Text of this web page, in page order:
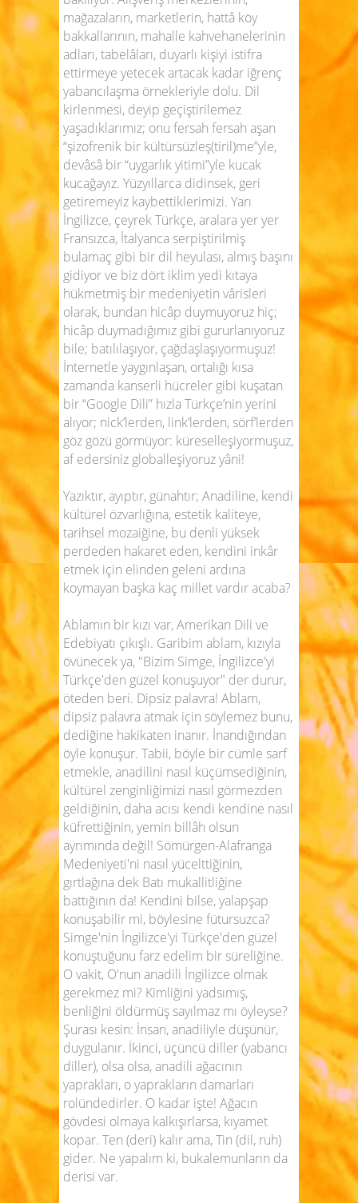
mağazaların, marketlerin, hattâ köy
bakkallarının, mahalle kahvehanelerinin
adları, tabelâları, duyarlı kişiyi istifra
ettirmeye yetecek artacak kadar iğrenç
yabancılaşma örnekleriyle dolu. Dil
kirlenmesi, deyip geçiştirilemez
yaşadıklarımız; onu fersah fersah aşan
“şizofrenik bir kültürsüzleş(tiril)me”yle,
devâsâ bir “uygarlık yitimi”yle kucak
kucağayız. Yüzyıllarca didinsek, geri
getiremeyiz kaybettiklerimizi. Yarı
İngilizce, çeyrek Türkçe, aralara yer yer
Fransızca, İtalyanca serpiştirilmiş
bulamaç gibi bir dil heyulası, almış başını
gidiyor ve biz dört iklim yedi kıtaya
hükmetmiş bir medeniyetin vârisleri
olarak, bundan hicâp duymuyoruz hiç;
hicâp duymadığımız gibi gururlanıyoruz
bile; batılılaşıyor, çağdaşlaşıyormuşuz!
İnternetle yaygınlaşan, ortalığı kısa
zamanda kanserli hücreler gibi kuşatan
bir “Google Dili” hızla Türkçe’nin yerini
alıyor; nick’lerden, link’lerden, sörf’lerden
göz gözü görmüyor: küreselleşiyormuşuz,
af edersiniz globalleşiyoruz yâni!
Yazıktır, ayıptır, günahtır; Anadiline, kendi
kültürel özvarlığına, estetik kaliteye,
tarihsel mozaiğine, bu denli yüksek
perdeden hakaret eden, kendini inkâr
etmek için elinden geleni ardına
koymayan başka kaç millet vardır acaba?
Ablamın bir kızı var, Amerikan Dili ve
Edebiyatı çıkışlı. Garibim ablam, kızıyla
övünecek ya, "Bizim Simge, İngilizce'yi
Türkçe'den güzel konuşuyor" der durur,
öteden beri. Dipsiz palavra! Ablam,
dipsiz palavra atmak için söylemez bunu,
dediğine hakikaten inanır. İnandığından
öyle konuşur. Tabii, böyle bir cümle sarf
etmekle, anadilini nasıl küçümsediğinin,
kültürel zenginliğimizi nasıl görmezden
geldiğinin, daha acısı kendi kendine nasıl
küfrettiğinin, yemin billâh olsun
ayrımında değil! Sömürgen-Alafranga
Medeniyeti'ni nasıl yücelttiğinin,
gırtlağına dek Batı mukallitliğine
battığının da! Kendini bilse, yalapşap
konuşabilir mi, böylesine fütursuzca?
Simge'nin İngilizce'yi Türkçe'den güzel
konuştuğunu farz edelim bir süreliğine.
O vakit, O'nun anadili İngilizce olmak
gerekmez mi? Kimliğini yadsımış,
benliğini öldürmüş sayılmaz mı öyleyse?
Şurası kesin: İnsan, anadiliyle düşünür,
duygulanır. İkinci, üçüncü diller (yabancı
diller), olsa olsa, anadili ağacının
yaprakları, o yaprakların damarları
rolündedirler. O kadar işte! Ağacın
gövdesi olmaya kalkışırlarsa, kıyamet
kopar. Ten (deri) kalır ama, Tin (dil, ruh)
gider. Ne yapalım ki, bukalemunların da
derisi var.